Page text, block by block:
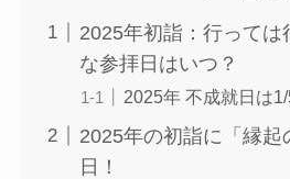
2025年初詣：行っては
な参拝日はいつ？
2025年 不成就日は
2025年の初詣に「縁起
日！